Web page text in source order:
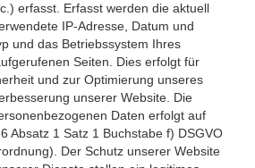
erfasst. Erfasst werden die aktuell
IP-Adresse, Datum und
und das Betriebssystem Ihres
Seiten. Dies erfolgt für
und zur Optimierung unseres
unserer Website. Die
Daten erfolgt auf
Absatz 1 Satz 1 Buchstabe f) DSGVO
Der Schutz unserer Website